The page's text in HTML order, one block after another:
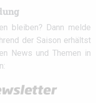
bleiben? Dann melde
der Saison erhältst
News und Themen in